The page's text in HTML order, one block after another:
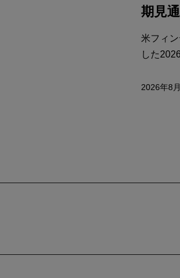
期見
米フィ
した
2026年8